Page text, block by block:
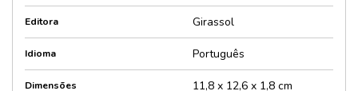
Editora Girassol
Idioma Português
Dimensões 11,8 x 12,6 x 1,8 cm